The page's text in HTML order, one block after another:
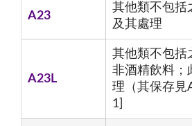
A23
其他類不包括
及其處理
A23L
其他類不包括
非酒精飲料；
理（其保存見
1]